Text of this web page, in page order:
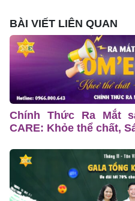
BÀI VIẾT LIÊN QUAN
Chính Thức Ra Mắt
CARE: Khỏe thể chất,